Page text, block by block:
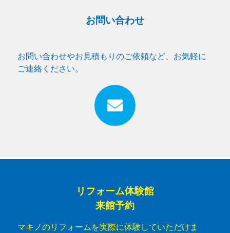
お問い合わせ
お問い合わせやお見積もりのご依頼など、お気軽に
ご連絡ください。
リフォーム体験館
来館予約
マキノのリフォームを実際に体験していただけま